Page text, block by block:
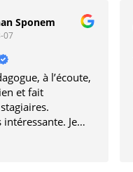
Sponem
07
à l’écoute,
et fait
Je